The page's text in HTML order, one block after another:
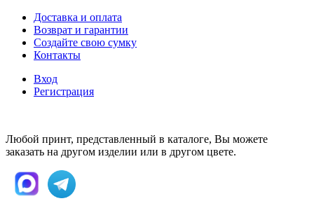
Доставка и оплата
Возврат и гарантии
Создайте свою сумку
Контакты
Вход
Регистрация
Любой принт, представленный в каталоге, Вы можете
заказать на другом изделии или в другом цвете.